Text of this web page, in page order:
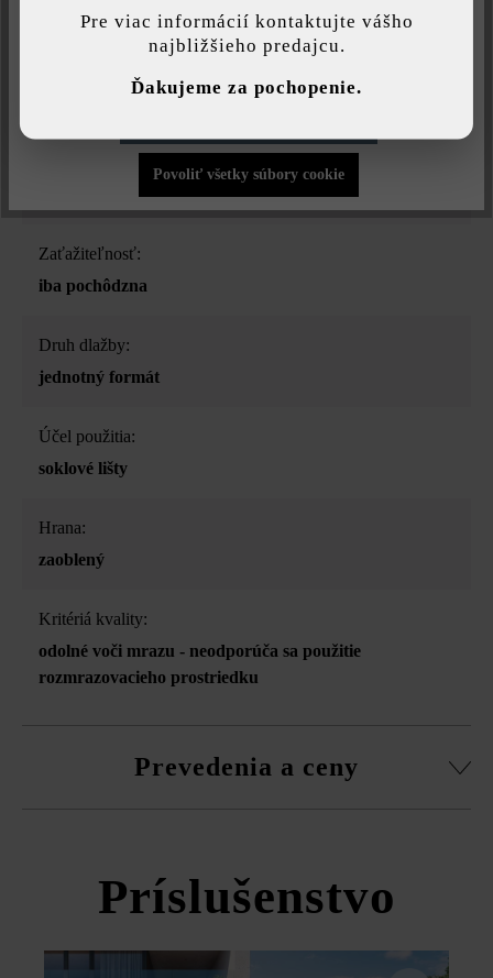
soklové lišty
vanilková tieňovaná
Zaťažiteľnosť:
iba pochôdzna
Druh dlažby:
jednotný formát
Účel použitia:
soklové lišty
Hrana:
zaoblený
Kritériá kvality:
odolné voči mrazu - neodporúča sa použitie
rozmrazovacieho prostriedku
Prevedenia a ceny
Príslušenstvo
Povoliť všetky súbory cookie
Pre viac informácií kontaktujte vášho
najbližšieho predajcu.
Ďakujeme za pochopenie.